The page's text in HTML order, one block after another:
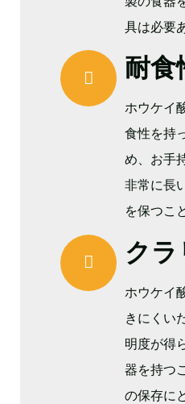
具は必要
耐食
ホウケイ
食性を持
め、お手
非常に長
を保つこ
クラ
ホウケイ
きにくい
明度が得
器を持つ
の保存に